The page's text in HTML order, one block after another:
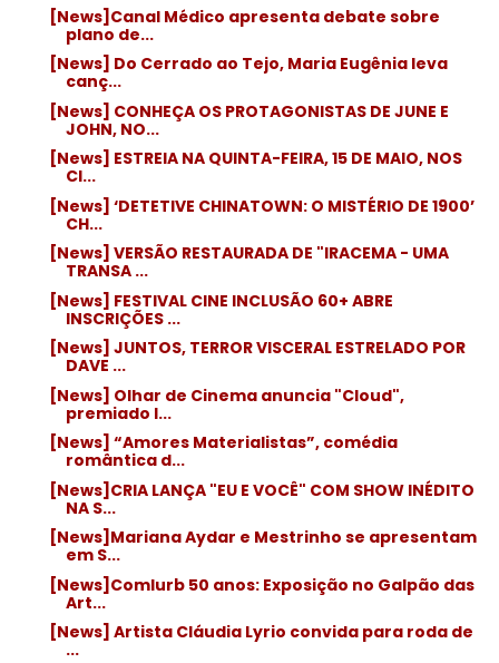
[News]Canal Médico apresenta debate sobre
plano de...
[News] Do Cerrado ao Tejo, Maria Eugênia leva
canç...
[News] CONHEÇA OS PROTAGONISTAS DE JUNE E
JOHN, NO...
[News] ESTREIA NA QUINTA-FEIRA, 15 DE MAIO, NOS
CI...
[News] ‘DETETIVE CHINATOWN: O MISTÉRIO DE 1900’
CH...
[News] VERSÃO RESTAURADA DE "IRACEMA - UMA
TRANSA ...
[News] FESTIVAL CINE INCLUSÃO 60+ ABRE
INSCRIÇÕES ...
[News] JUNTOS, TERROR VISCERAL ESTRELADO POR
DAVE ...
[News] Olhar de Cinema anuncia "Cloud",
premiado l...
[News] “Amores Materialistas”, comédia
romântica d...
[News]CRIA LANÇA "EU E VOCÊ" COM SHOW INÉDITO
NA S...
[News]Mariana Aydar e Mestrinho se apresentam
em S...
[News]Comlurb 50 anos: Exposição no Galpão das
Art...
[News] Artista Cláudia Lyrio convida para roda de
...